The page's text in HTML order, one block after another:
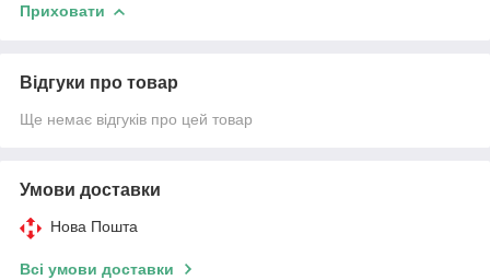
Приховати
Відгуки про товар
Ще немає відгуків про цей товар
Умови доставки
Нова Пошта
Всі умови доставки